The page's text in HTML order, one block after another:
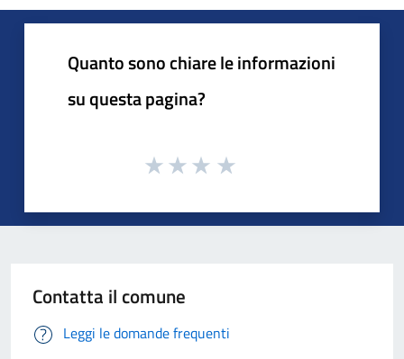
Quanto sono chiare le informazioni
su questa pagina?
Contatta il comune
Leggi le domande frequenti